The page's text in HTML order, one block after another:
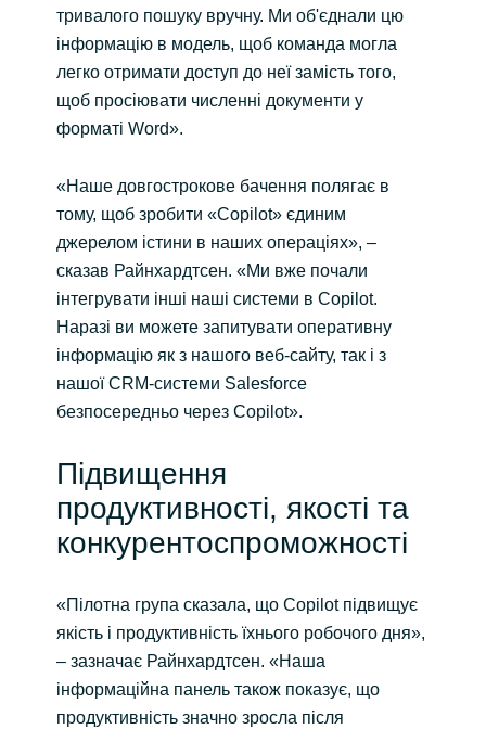
тривалого пошуку вручну. Ми об'єднали цю
інформацію в модель, щоб команда могла
легко отримати доступ до неї замість того,
щоб просіювати численні документи у
форматі Word».
«Наше довгострокове бачення полягає в
тому, щоб зробити «Copilot» єдиним
джерелом істини в наших операціях», –
сказав Райнхардтсен. «Ми вже почали
інтегрувати інші наші системи в Copilot.
Наразі ви можете запитувати оперативну
інформацію як з нашого веб-сайту, так і з
нашої CRM-системи Salesforce
безпосередньо через Copilot».
Підвищення
продуктивності, якості та
конкурентоспроможності
«Пілотна група сказала, що Copilot підвищує
якість і продуктивність їхнього робочого дня»,
– зазначає Райнхардтсен. «Наша
інформаційна панель також показує, що
продуктивність значно зросла після